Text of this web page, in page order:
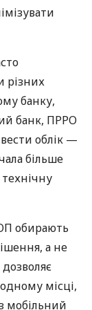
різних
банку,
банк, ПРРО
облік —
більше
обирають
а не
місці,
мобільний